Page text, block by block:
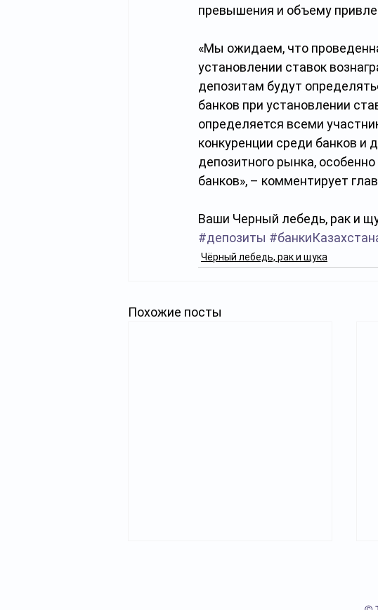
превышения и объему
«Мы ожидаем, что
установлении ставок
депозитам будут
банков при установлении
определяется всеми
конкуренции среди банков и
депозитного рынка,
банков», – комментирует
Ваши Черный лебедь, рак и
#депозиты
Чёрный лебедь, рак и щука
Похожие посты